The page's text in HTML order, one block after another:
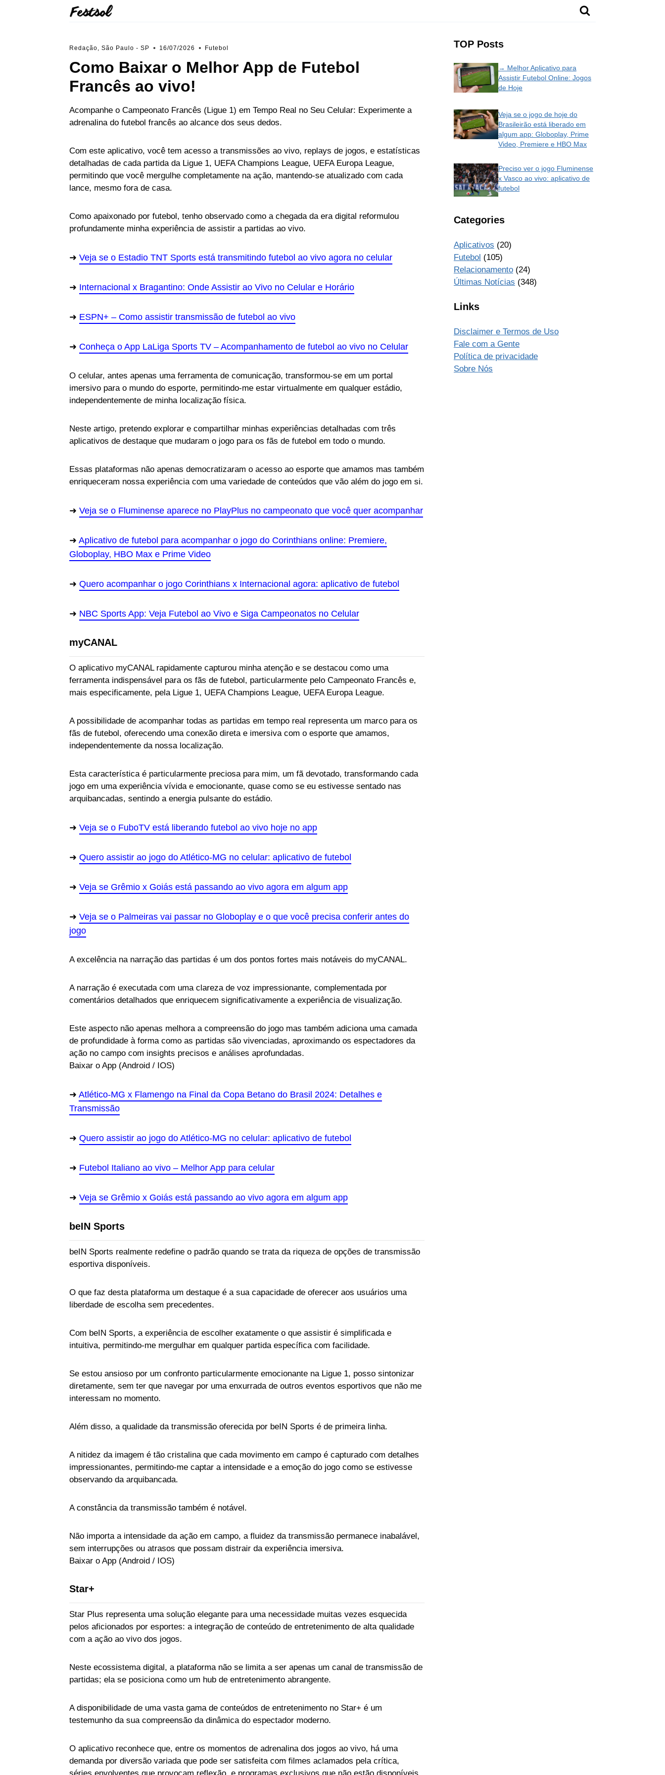
Redação, São Paulo - SP 16/07/2026 Futebol
Como Baixar o Melhor App de Futebol
Francês ao vivo!
Acompanhe o Campeonato Francês (Ligue 1) em Tempo Real no Seu Celular: Experimente a
adrenalina do futebol francês ao alcance dos seus dedos.
Com este aplicativo, você tem acesso a transmissões ao vivo, replays de jogos, e estatísticas
detalhadas de cada partida da Ligue 1, UEFA Champions League, UEFA Europa League,
permitindo que você mergulhe completamente na ação, mantendo-se atualizado com cada
lance, mesmo fora de casa.
Como apaixonado por futebol, tenho observado como a chegada da era digital reformulou
profundamente minha experiência de assistir a partidas ao vivo.
Veja se o Estadio TNT Sports está transmitindo futebol ao vivo agora no celular
Internacional x Bragantino: Onde Assistir ao Vivo no Celular e Horário
ESPN+ – Como assistir transmissão de futebol ao vivo
Conheça o App LaLiga Sports TV – Acompanhamento de futebol ao vivo no Celular
O celular, antes apenas uma ferramenta de comunicação, transformou-se em um portal
imersivo para o mundo do esporte, permitindo-me estar virtualmente em qualquer estádio,
independentemente de minha localização física.
Neste artigo, pretendo explorar e compartilhar minhas experiências detalhadas com três
aplicativos de destaque que mudaram o jogo para os fãs de futebol em todo o mundo.
Essas plataformas não apenas democratizaram o acesso ao esporte que amamos mas também
enriqueceram nossa experiência com uma variedade de conteúdos que vão além do jogo em si.
Veja se o Fluminense aparece no PlayPlus no campeonato que você quer acompanhar
Aplicativo de futebol para acompanhar o jogo do Corinthians online: Premiere,
Globoplay, HBO Max e Prime Video
Quero acompanhar o jogo Corinthians x Internacional agora: aplicativo de futebol
NBC Sports App: Veja Futebol ao Vivo e Siga Campeonatos no Celular
myCANAL
O aplicativo myCANAL rapidamente capturou minha atenção e se destacou como uma
ferramenta indispensável para os fãs de futebol, particularmente pelo Campeonato Francês e,
mais especificamente, pela Ligue 1, UEFA Champions League, UEFA Europa League.
A possibilidade de acompanhar todas as partidas em tempo real representa um marco para os
fãs de futebol, oferecendo uma conexão direta e imersiva com o esporte que amamos,
independentemente da nossa localização.
Esta característica é particularmente preciosa para mim, um fã devotado, transformando cada
jogo em uma experiência vívida e emocionante, quase como se eu estivesse sentado nas
arquibancadas, sentindo a energia pulsante do estádio.
Veja se o FuboTV está liberando futebol ao vivo hoje no app
Quero assistir ao jogo do Atlético-MG no celular: aplicativo de futebol
Veja se Grêmio x Goiás está passando ao vivo agora em algum app
Veja se o Palmeiras vai passar no Globoplay e o que você precisa conferir antes do
jogo
A excelência na narração das partidas é um dos pontos fortes mais notáveis do myCANAL.
A narração é executada com uma clareza de voz impressionante, complementada por
comentários detalhados que enriquecem significativamente a experiência de visualização.
Este aspecto não apenas melhora a compreensão do jogo mas também adiciona uma camada
de profundidade à forma como as partidas são vivenciadas, aproximando os espectadores da
ação no campo com insights precisos e análises aprofundadas.
Baixar o App (Android / IOS)
Atlético-MG x Flamengo na Final da Copa Betano do Brasil 2024: Detalhes e
Transmissão
Quero assistir ao jogo do Atlético-MG no celular: aplicativo de futebol
Futebol Italiano ao vivo – Melhor App para celular
Veja se Grêmio x Goiás está passando ao vivo agora em algum app
beIN Sports
beIN Sports realmente redefine o padrão quando se trata da riqueza de opções de transmissão
esportiva disponíveis.
O que faz desta plataforma um destaque é a sua capacidade de oferecer aos usuários uma
liberdade de escolha sem precedentes.
Com beIN Sports, a experiência de escolher exatamente o que assistir é simplificada e
intuitiva, permitindo-me mergulhar em qualquer partida específica com facilidade.
Se estou ansioso por um confronto particularmente emocionante na Ligue 1, posso sintonizar
diretamente, sem ter que navegar por uma enxurrada de outros eventos esportivos que não me
interessam no momento.
Além disso, a qualidade da transmissão oferecida por beIN Sports é de primeira linha.
A nitidez da imagem é tão cristalina que cada movimento em campo é capturado com detalhes
impressionantes, permitindo-me captar a intensidade e a emoção do jogo como se estivesse
observando da arquibancada.
A constância da transmissão também é notável.
Não importa a intensidade da ação em campo, a fluidez da transmissão permanece inabalável,
sem interrupções ou atrasos que possam distrair da experiência imersiva.
Baixar o App (Android / IOS)
Star+
Star Plus representa uma solução elegante para uma necessidade muitas vezes esquecida
pelos aficionados por esportes: a integração de conteúdo de entretenimento de alta qualidade
com a ação ao vivo dos jogos.
Neste ecossistema digital, a plataforma não se limita a ser apenas um canal de transmissão de
partidas; ela se posiciona como um hub de entretenimento abrangente.
A disponibilidade de uma vasta gama de conteúdos de entretenimento no Star+ é um
testemunho da sua compreensão da dinâmica do espectador moderno.
O aplicativo reconhece que, entre os momentos de adrenalina dos jogos ao vivo, há uma
demanda por diversão variada que pode ser satisfeita com filmes aclamados pela crítica,
TOP Posts
→ Melhor Aplicativo para
Assistir Futebol Online: Jogos
de Hoje
Veja se o jogo de hoje do
Brasileirão está liberado em
algum app: Globoplay, Prime
Video, Premiere e HBO Max
Preciso ver o jogo Fluminense
x Vasco ao vivo: aplicativo de
futebol
Categories
Aplicativos (20)
Futebol (105)
Relacionamento (24)
Últimas Notícias (348)
Links
Disclaimer e Termos de Uso
Fale com a Gente
Política de privacidade
Sobre Nós